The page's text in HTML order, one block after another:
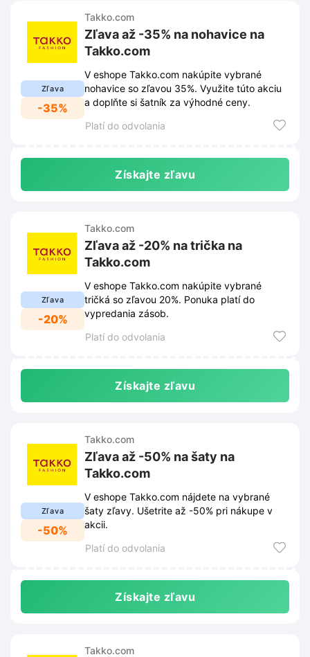
Zľava
-35%
Takko.com
Zľava až -35% na nohavice na
Takko.com
V eshope Takko.com nakúpite vybrané
nohavice so zľavou 35%. Využite túto akciu
a doplňte si šatník za výhodné ceny.
Platí do odvolania
Získajte zľavu
Zľava
-20%
Takko.com
Zľava až -20% na trička na
Takko.com
V eshope Takko.com nakúpite vybrané
tričká so zľavou 20%. Ponuka platí do
vypredania zásob.
Platí do odvolania
Získajte zľavu
Zľava
-50%
Takko.com
Zľava až -50% na šaty na
Takko.com
V eshope Takko.com nájdete na vybrané
šaty zľavy. Ušetrite až -50% pri nákupe v
akcii.
Platí do odvolania
Získajte zľavu
Takko.com